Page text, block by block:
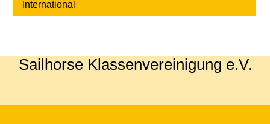
International
Sailhorse Klassenvereinigung e.V.